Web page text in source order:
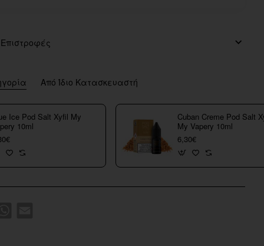
Από Ίδιο Κατασκευαστή
Ice Pod Salt Xyfil My
10ml
Cuban Creme Pod Salt
My Vapery 10ml
6,30€